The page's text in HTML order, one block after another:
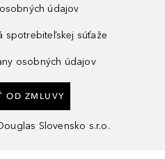
údajov
spotrebiteľskej súťaže
osobných údajov
OD ZMLUVY
Slovensko s.r.o.